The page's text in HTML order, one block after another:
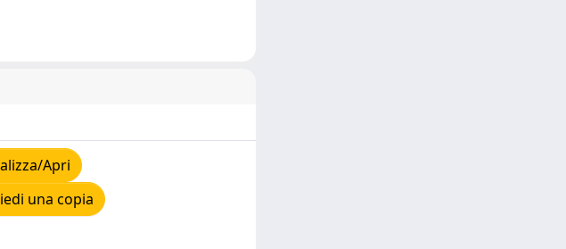
Apri
una copia